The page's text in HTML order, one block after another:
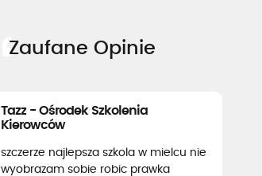
Zaufane Opinie
Tazz - Ośrodek Szkolenia
Kierowców
szczerze najlepsza szkola w mielcu nie
wyobrazam sobie robic prawka